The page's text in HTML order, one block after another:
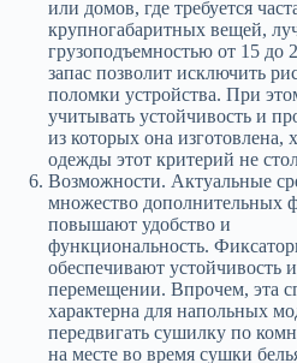
или домов, где требуется
крупногабаритных вещей,
грузоподъемностью от 15 до
запас позволит исключить
поломки устройства. При
учитывать устойчивость и
из которых она изготовлена,
одежды этот критерий не
Возможности. Актуальные
множество дополнительных
повышают удобство и
функциональность.
обеспечивают устойчивость
перемещении. Впрочем, эта
характерна для напольных
передвигать сушилку по
на месте во время сушки